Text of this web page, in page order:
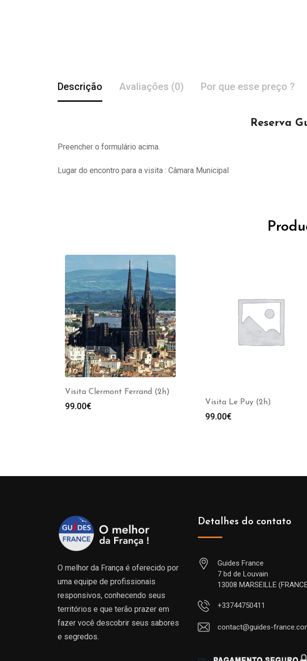
Descrição Avaliações (0) Por que esse preço ?
Reserva
Preencher o formulário acima.
Lugar do encontro para a visita : Câmara Municipal
Visita Clermont Ferrand (2h)
99.00€ Visita Le Puy (2h)
99.00€
O melhor da França é oferecido por
uma equipe de profissionais
responsivos, conhecendo seus
territórios e que terão prazer em
fazer você descobrir seus sabores
e segredos.
Detalhes do contato
Guides France
7 bd de Louvain
13008 MARSEILLE
+33744750411
contact@guides-